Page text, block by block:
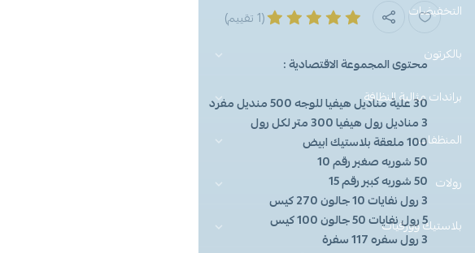
التخفيضات
بالكرتون
براندات مثالية النظافة
المنظفات
رولات
بلاستيك وورقيات
(1 تقييم)
محتوى المجموعة الاقتصادية :
30 علية مناديل هيفيا للوجه 500 منديل مفرد
3 مناديل رول هيفيا 300 متر لكل رول
100 ملعقة بلاستيك ابيض
50 شوربه صغير رقم 10
50 شوربه كبير رقم 15
3 رول نفايات 10 جالون 270 كيس
5 رول نفايات 50 جالون 100 كيس
3 رول سفره 117 سفرة